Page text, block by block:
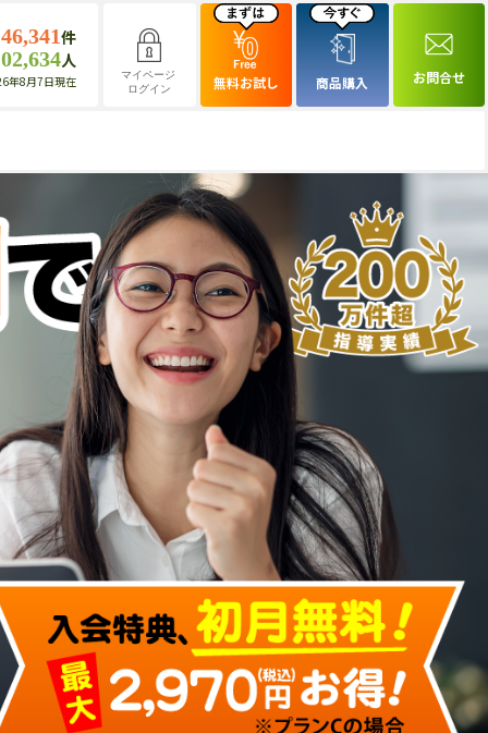
件
人
年8月7日現在
マイページ
ログイン
無料お試し 商品購入 お問合せ